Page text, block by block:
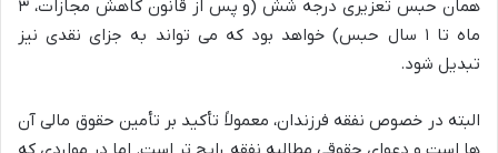
همان حبس تعزیری درجه شش (و پس از قانون کاهش مجازات، ۳
ماه تا ۱ سال حبس) خواهد بود که می تواند به جزای نقدی نیز
تبدیل شود.
البته در خصوص نفقه فرزندان، معمولاً تأکید بر تأمین حقوق مالی آن